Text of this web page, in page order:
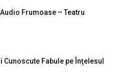
Frumoase – Teatru
Cunoscute Fabule pe Înţelesul